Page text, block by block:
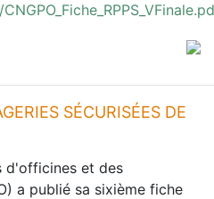
SÉCURISÉES DE
d'officines et des
a publié sa sixième fiche